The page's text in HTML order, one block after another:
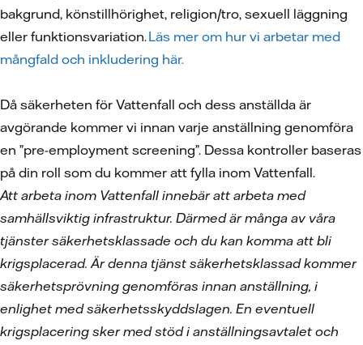
bakgrund, könstillhörighet, religion/tro, sexuell läggning
eller funktionsvariation.Läs mer om hur vi arbetar med
mångfald och inkludering här.
Då säkerheten för Vattenfall och dess anställda är
avgörande kommer vi innan varje anställning genomföra
en ”pre-employment screening”. Dessa kontroller baseras
på din roll som du kommer att fylla inom Vattenfall.
Att arbeta inom Vattenfall innebär att arbeta med
samhällsviktig infrastruktur. Därmed är många av våra
tjänster säkerhetsklassade och du kan komma att bli
krigsplacerad. Är denna tjänst säkerhetsklassad kommer
säkerhetsprövning genomföras innan anställning, i
enlighet med säkerhetsskyddslagen. En eventuell
krigsplacering sker med stöd i anställningsavtalet och